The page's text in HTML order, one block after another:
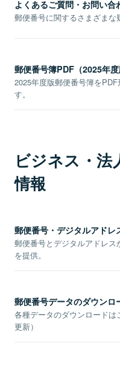
よくあるご質問・お問い合
郵便番号に関するさまざまな
郵便番号簿PDF（2025年度
2025年度版郵便番号簿を
す。
ビジネス・法
情報
郵便番号・デジタルアドレ
郵便番号とデジタルアドレ
を提供。
郵便番号データのダウンロ
各種データのダウンロードは
更新）